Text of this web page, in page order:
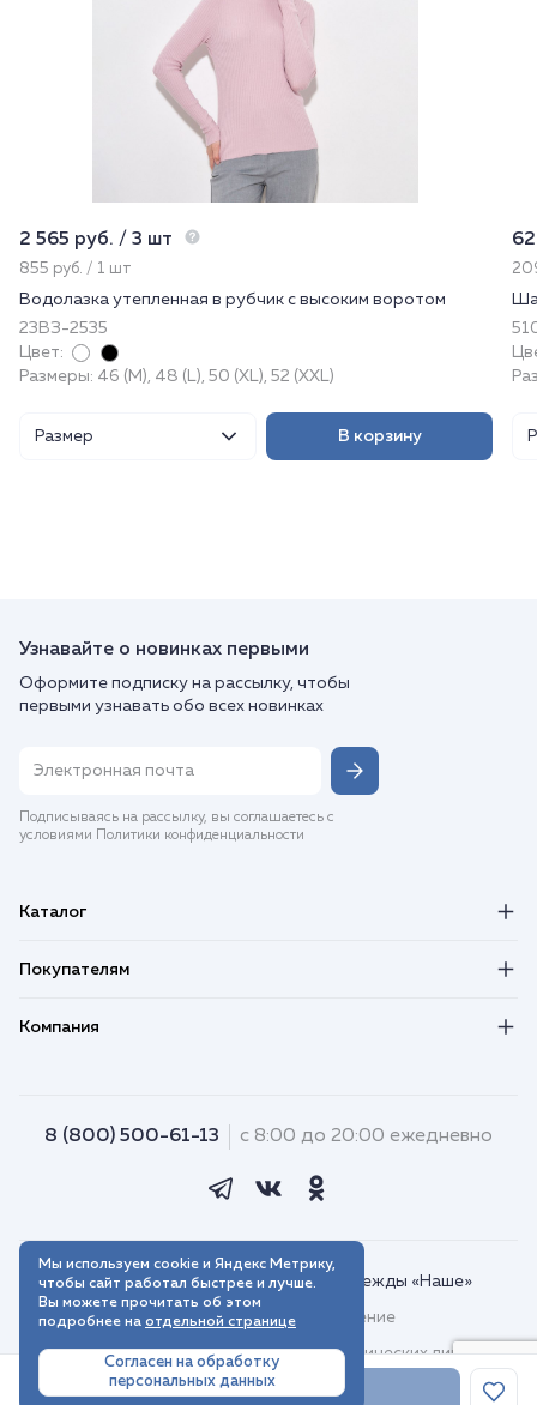
В корзину
2 565 руб. / 3 шт
855 руб. / 1 шт
Водолазка утепленная в рубчик с высоким воротом
23ВЗ-2535
Цвет:
Размеры: 46 (M), 48 (L), 50 (XL), 52 (XXL)
Размер В корзину
Узнавайте о новинках первыми
Оформите подписку на рассылку, чтобы
первыми узнавать обо всех новинках
Подписываясь на рассылку, вы соглашаетесь с
условиями Политики конфиденциальности
Каталог
Покупателям
Компания
8 (800) 500-61-13 с 8:00 до 20:00 ежедневно
© 2018–2026. Интернет-магазин одежды «Наше»
Пользовательское соглашение
Договор присоединения для юридических лиц
Политика обработки персональных данных
Мы используем cookie и Яндекс Метрику,
чтобы сайт работал быстрее и лучше.
Вы можете прочитать об этом
подробнее на отдельной странице
Согласен на обработку
персональных данных